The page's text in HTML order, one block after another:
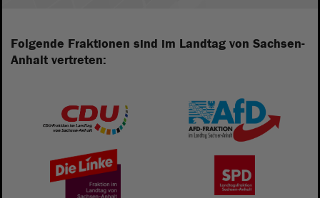
Folgende Fraktionen sind im Landtag von Sachsen-
Anhalt vertreten: